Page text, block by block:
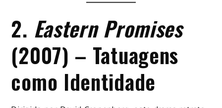
2. Eastern Promises
(2007) – Tatuagens
como Identidade